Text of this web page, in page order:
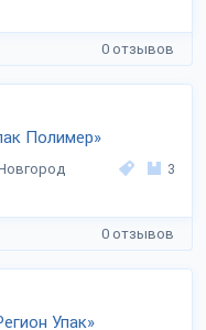
0 отзывов
Полимер»
3
0 отзывов
Упак»